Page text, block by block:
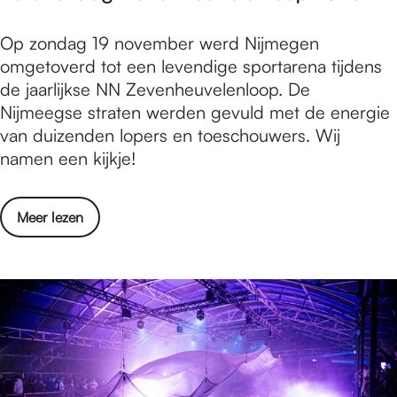
n
i
j
m
e
g
e
2
0
3
t
e
r
k
l
a
s
i
j
m
e
g
F
o
t
o
v
e
s
l
e
v
e
Op zondag 19 november werd Nijmegen
omgetoverd tot een levendige sportarena tijdens
de jaarlijkse NN Zevenheuvelenloop. De
Nijmeegse straten werden gevuld met de energie
van duizenden lopers en toeschouwers. Wij
namen een kijkje!
Meer lezen
o
v
r
F
o
t
o